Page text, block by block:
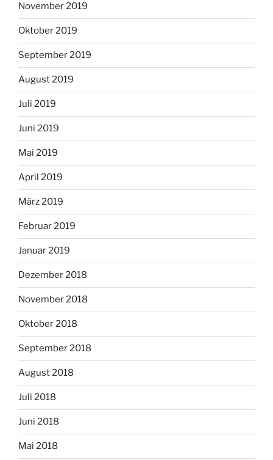
November 2019
Oktober 2019
September 2019
August 2019
Juli 2019
Juni 2019
Mai 2019
April 2019
März 2019
Februar 2019
Januar 2019
Dezember 2018
November 2018
Oktober 2018
September 2018
August 2018
Juli 2018
Juni 2018
Mai 2018